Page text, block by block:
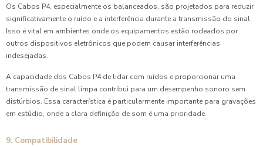
Os Cabos P4, especialmente os balanceados, são projetados para reduzir
significativamente o ruído e a interferência durante a transmissão do sinal.
Isso é vital em ambientes onde os equipamentos estão rodeados por
outros dispositivos eletrônicos que podem causar interferências
indesejadas.
A capacidade dos Cabos P4 de lidar com ruídos e proporcionar uma
transmissão de sinal limpa contribui para um desempenho sonoro sem
distúrbios. Essa característica é particularmente importante para gravações
em estúdio, onde a clara definição de som é uma prioridade.
9. Compatibilidade